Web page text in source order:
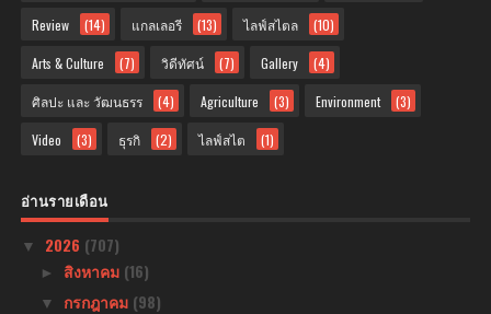
Review (14) แกลเลอรี (13) ไลฟ์สไตล (10)
Arts & Culture (7) วิดีทัศน์ (7) Gallery (4)
ศิลปะ และ วัฒนธรร (4) Agriculture (3) Environment (3)
Video (3) ธุรกิ (2) ไลฟ์สไต (1)
อ่านรายเดือน
▼ 2026 (707)
► สิงหาคม (16)
▼ กรกฎาคม (98)